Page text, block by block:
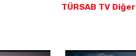
TÜRSAB TV